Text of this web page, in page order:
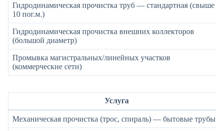
Гидродинамическая прочистка труб — стандартная (свыше
10 пог.м.)
Гидродинамическая прочистка внешних коллекторов
(большой диаметр)
Промывка магистральных/линейных участков
(коммерческие сети)
Услуга
Механическая прочистка (трос, спираль) — бытовые трубы